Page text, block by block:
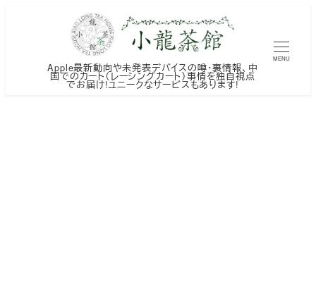
Apple最新動向や未発表デバイスの噂・裏情報、中
国でのカート（レーシングカート）事情を独自視点
でお届け!ユニークなサービスもあります!
MENU